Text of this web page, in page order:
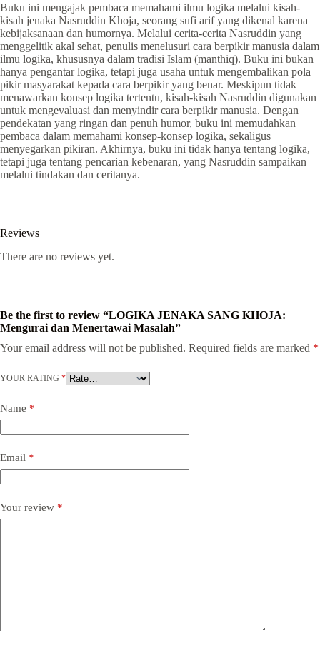
Buku ini mengajak pembaca memahami ilmu logika melalui kisah-
kisah jenaka Nasruddin Khoja, seorang sufi arif yang dikenal karena
kebijaksanaan dan humornya. Melalui cerita-cerita Nasruddin yang
menggelitik akal sehat, penulis menelusuri cara berpikir manusia dalam
ilmu logika, khususnya dalam tradisi Islam (manthiq). Buku ini bukan
hanya pengantar logika, tetapi juga usaha untuk mengembalikan pola
pikir masyarakat kepada cara berpikir yang benar. Meskipun tidak
menawarkan konsep logika tertentu, kisah-kisah Nasruddin digunakan
untuk mengevaluasi dan menyindir cara berpikir manusia. Dengan
pendekatan yang ringan dan penuh humor, buku ini memudahkan
pembaca dalam memahami konsep-konsep logika, sekaligus
menyegarkan pikiran. Akhirnya, buku ini tidak hanya tentang logika,
tetapi juga tentang pencarian kebenaran, yang Nasruddin sampaikan
melalui tindakan dan ceritanya.
Reviews
There are no reviews yet.
Be the first to review “LOGIKA JENAKA SANG KHOJA:
Mengurai dan Menertawai Masalah”
Your email address will not be published. Required fields are marked *
YOUR RATING *
Name *
Email *
Your review *